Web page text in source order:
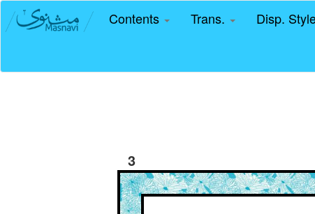
Contents Trans. Disp.
3